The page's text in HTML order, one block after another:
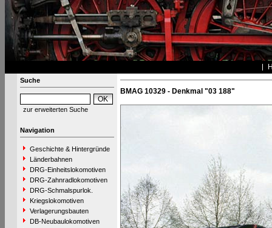
Suche
zur erweiterten Suche
Navigation
Geschichte & Hintergründe
Länderbahnen
DRG-Einheitslokomotiven
DRG-Zahnradlokomotiven
DRG-Schmalspurlok.
Kriegslokomotiven
Verlagerungsbauten
DB-Neubaulokomotiven
BMAG 10329 - Denkmal "03 188"